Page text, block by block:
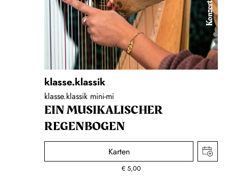
Konzert
klasse.klassik
klasse.klassik mini-mi
EIN MUSIKALISCHER
REGENBOGEN
Karten
€ 5,00